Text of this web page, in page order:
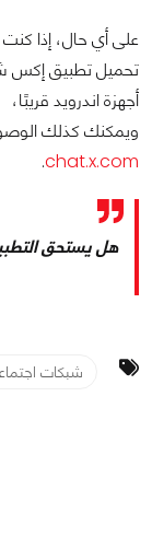
على أي حال، إذا
تحميل تطبيق إكس
أجهزة اندرويد قريبًا،
ويمكنك كذلك
chat.x.com
.
هل يستحق
شبكات